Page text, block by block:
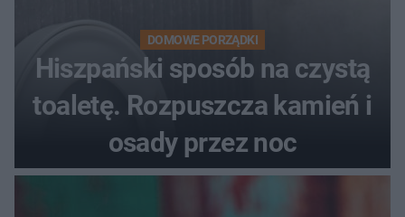
DOMOWE PORZĄDKI
Hiszpański sposób na czystą
toaletę. Rozpuszcza kamień i
osady przez noc